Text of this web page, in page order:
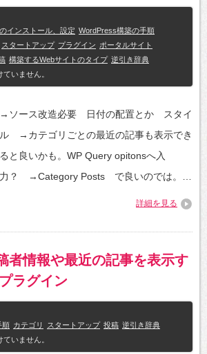
インストール、設定 WordPress構築の手順
スタートアップ プラグイン ポータルサイト
構築するWebサイトのタイプ 逆引き辞典
いません。
→ソース改造必要 日付の配置とか スタイ
ル →カテゴリごとの最近の記事も表示でき
ると良いかも。WP Query opitonsへ入
力？ →Category Posts で良いのでは。…
詳細を見る
者情報や最近の記事を表示す
ラグイン
順 カテゴリ スタートアップ 投稿 逆引き辞典
いません。